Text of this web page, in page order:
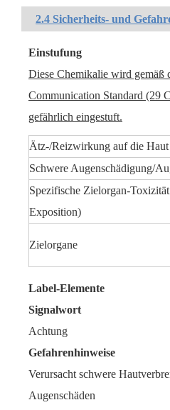
2.4 Sicherheits- und
Einstufung
Diese Chemikalie wird gemäß
Communication Standard (29
gefährlich eingestuft.
Ätz-/Reizwirkung auf die Haut
Schwere Augenschädigung/
Spezifische Zielorgan-
Exposition)
Zielorgane
Label-Elemente
Signalwort
Achtung
Gefahrenhinweise
Verursacht schwere
Augenschäden